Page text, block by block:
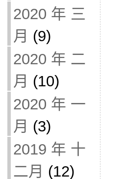
2020 年 三
月 (9)
2020 年 二
月 (10)
2020 年 一
月 (3)
2019 年 十
二月 (12)